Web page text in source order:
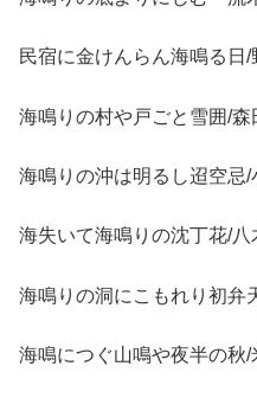
民宿に金けんらん海鳴る日/
海鳴りの村や戸ごと雪囲/森
海鳴りの沖は明るし迢空忌/
海失いて海鳴りの沈丁花/八
海鳴りの洞にこもれり初弁
海鳴につぐ山鳴や夜半の秋/